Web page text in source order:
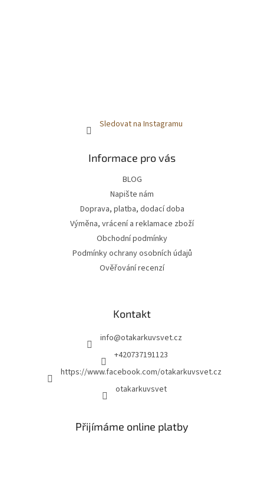
Sledovat na Instagramu
Informace pro vás
BLOG
Napište nám
Doprava, platba, dodací doba
Výměna, vrácení a reklamace zboží
Obchodní podmínky
Podmínky ochrany osobních údajů
Ověřování recenzí
Kontakt
info@otakarkuvsvet.cz
+420737191123
https://www.facebook.com/otakarkuvsvet.cz
otakarkuvsvet
Přijímáme online platby